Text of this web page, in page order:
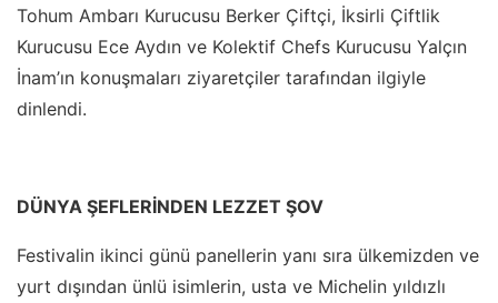
Tohum Ambarı Kurucusu Berker Çiftçi, İksirli Çiftlik
Kurucusu Ece Aydın ve Kolektif Chefs Kurucusu Yalçın
İnam’ın konuşmaları ziyaretçiler tarafından ilgiyle
dinlendi.
DÜNYA ŞEFLERİNDEN LEZZET ŞOV
Festivalin ikinci günü panellerin yanı sıra ülkemizden ve
yurt dışından ünlü isimlerin, usta ve Michelin yıldızlı